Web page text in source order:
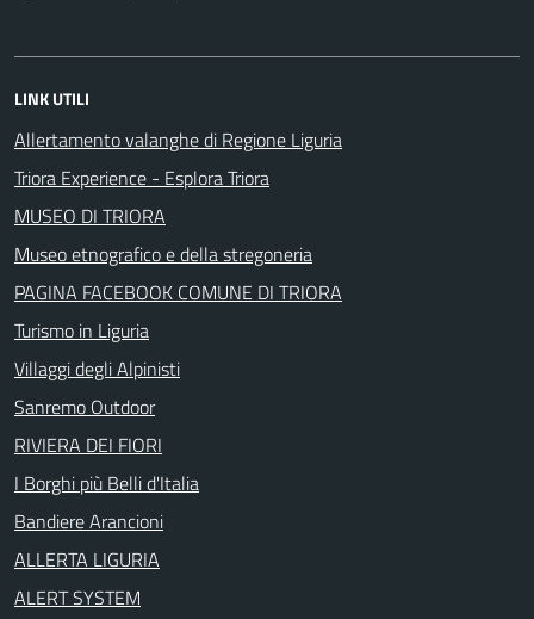
LINK UTILI
Allertamento valanghe di Regione Liguria
Triora Experience - Esplora Triora
MUSEO DI TRIORA
Museo etnografico e della stregoneria
PAGINA FACEBOOK COMUNE DI TRIORA
Turismo in Liguria
Villaggi degli Alpinisti
Sanremo Outdoor
RIVIERA DEI FIORI
I Borghi più Belli d'Italia
Bandiere Arancioni
ALLERTA LIGURIA
ALERT SYSTEM